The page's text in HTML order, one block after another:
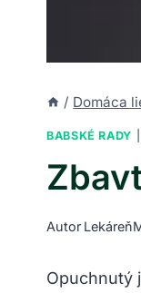
/ Domáca
BABSKÉ RADY
Autor
Opuchnutý